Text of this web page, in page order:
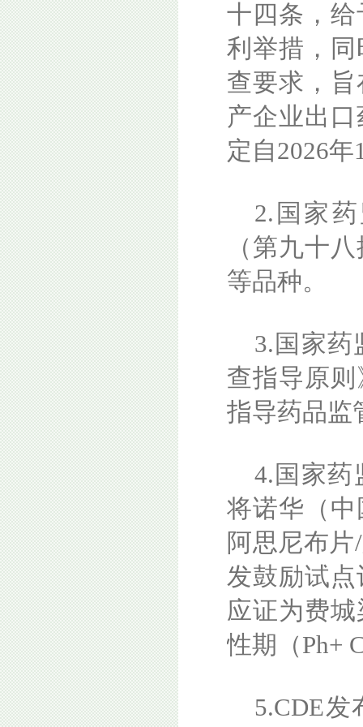
十四条，
利举措，
查要求，
产企业出
定自2026
2.国家
（第九十
等品种。
3.国家药
查指导原
指导药品监
4.国家药
将诺华（
阿思尼布
发鼓励试
应证为费
性期（Ph+
5.CDE